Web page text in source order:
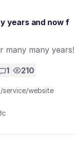
years and now f
many many years!
1 210
service/website